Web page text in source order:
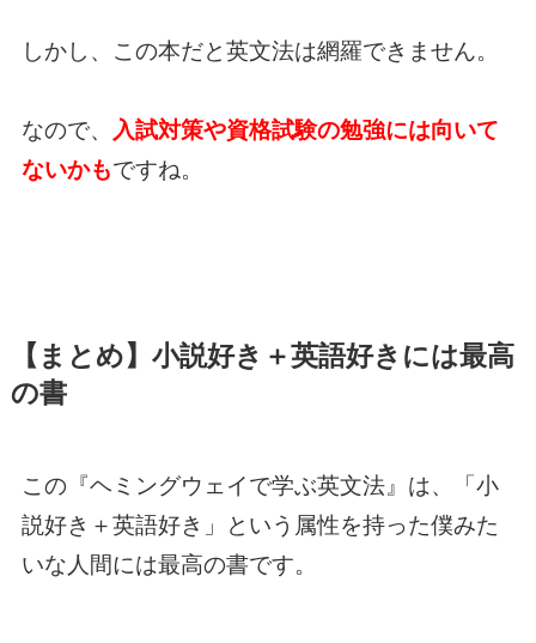
しかし、この本だと英文法は網羅できません。
なので、 入試対策や資格試験の勉強には向いて
ないかもですね。
【まとめ】小説好き＋英語好きには最高
の書
この『ヘミングウェイで学ぶ英文法』は、「小
説好き＋英語好き」という属性を持った僕みた
いな人間には最高の書です。